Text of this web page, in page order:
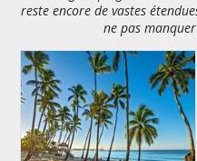
reste encore de vastes
ne pas